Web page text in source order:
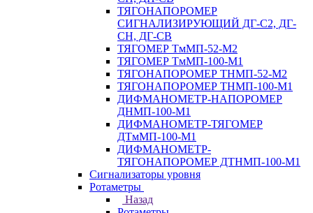
ТЯГОНАПОРОМЕР
СИГНАЛИЗИРУЮЩИЙ ДГ-С2, ДГ-
СН, ДГ-СВ
ТЯГОМЕР ТмМП-52-М2
ТЯГОМЕР ТмМП-100-М1
ТЯГОНАПОРОМЕР ТНМП-52-М2
ТЯГОНАПОРОМЕР ТНМП-100-М1
ДИФМАНОМЕТР-НАПОРОМЕР
ДНМП-100-М1
ДИФМАНОМЕТР-ТЯГОМЕР
ДТмМП-100-М1
ДИФМАНОМЕТР-
ТЯГОНАПОРОМЕР ДТНМП-100-М1
Сигнализаторы уровня
Ротаметры
Назад